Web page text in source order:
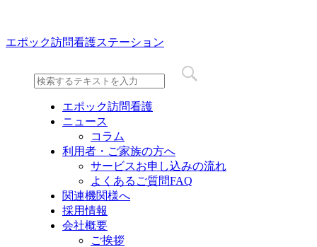
エポック訪問看護ステーション
エポック訪問看護
ニュース
コラム
利用者・ご家族の方へ
サービスお申し込みの流れ
よくあるご質問FAQ
関連機関様へ
採用情報
会社概要
ご挨拶